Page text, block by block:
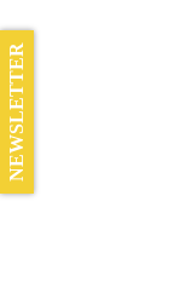
NEWSLETTER